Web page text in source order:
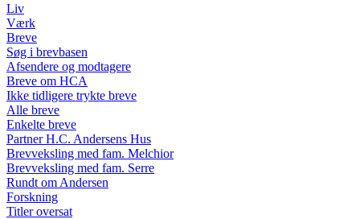
Liv
Værk
Breve
Søg i brevbasen
Afsendere og modtagere
Breve om HCA
Ikke tidligere trykte breve
Alle breve
Enkelte breve
Partner H.C. Andersens Hus
Brevveksling med fam. Melchior
Brevveksling med fam. Serre
Rundt om Andersen
Forskning
Titler oversat